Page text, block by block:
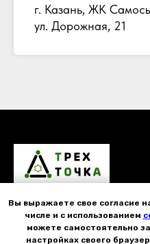
г. Казань, ЖК
ул. Дорожная, 21
Вы выражаете свое согласие
числе и с использованием
можете самостоятельно
настройках своего
ГЛАВНАЯ КАТАЛОГ
ОБЗОРЫ
Контакты Согласие на